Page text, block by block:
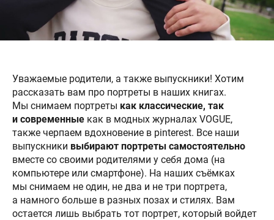
Уважаемые родители, а также выпускники! Хотим
рассказать вам про портреты в наших книгах.
Мы снимаем портреты как классические, так
и современные как в модных журналах VOGUE,
также черпаем вдохновение в pinterest. Все наши
выпускники выбирают портреты самостоятельно
вместе со своими родителями у себя дома (на
компьютере или смартфоне). На наших съёмках
мы снимаем не один, не два и не три портрета,
а намного больше в разных позах и стилях. Вам
остается лишь выбрать тот портрет, который войдет